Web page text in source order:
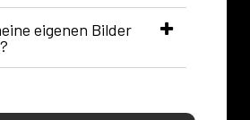
eigenen Bilder